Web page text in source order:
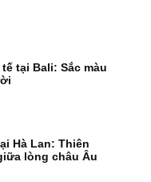
tại Bali: Sắc màu
Hà Lan: Thiên
lòng châu Âu